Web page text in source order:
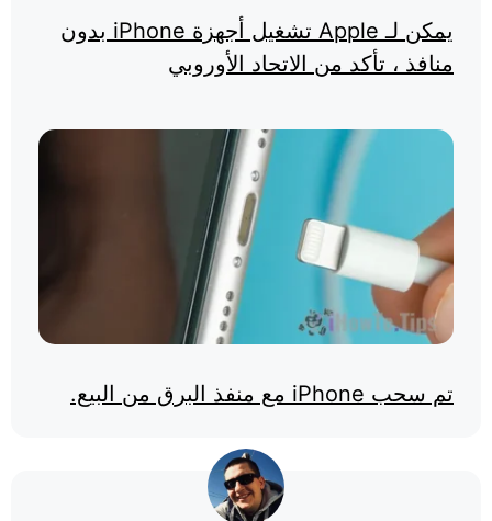
يمكن لـ Apple تشغيل أجهزة iPhone بدون
منافذ ، تأكد من الاتحاد الأوروبي
تم سحب iPhone مع منفذ البرق من البيع.